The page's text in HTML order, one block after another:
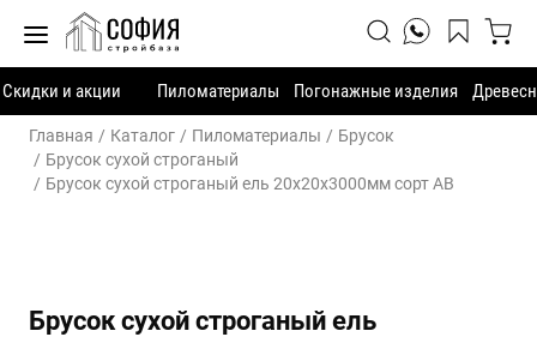
Скидки и акции Пиломатериалы Погонажные изделия
Главная Каталог Пиломатериалы
Брусок
Брусок сухой строганый
Брусок сухой строганый ель 20х20х3000мм сорт АВ
Брусок сухой строганый ель